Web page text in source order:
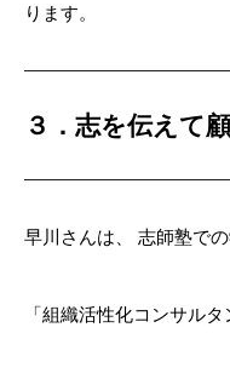
ります。
３．志を伝えて
早川さんは、 志師塾での
「組織活性化コンサルタ